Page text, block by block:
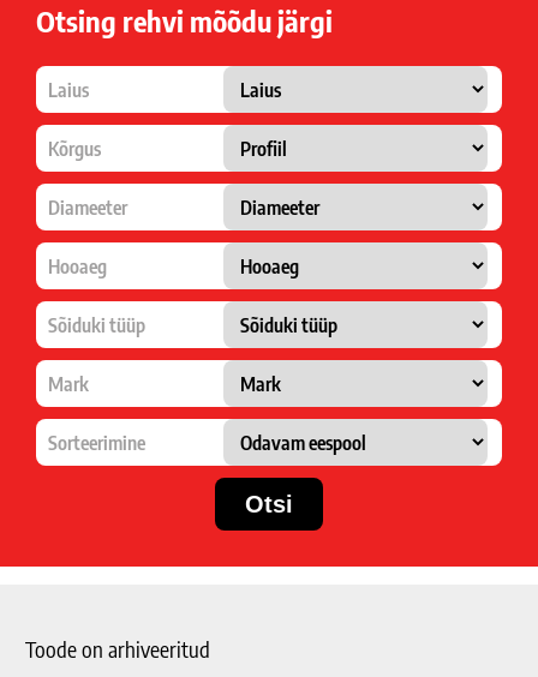
Otsing rehvi mõõdu järgi
Laius
Kõrgus
Diameeter
Hooaeg
Sõiduki tüüp
Mark
Sorteerimine
Toode on arhiveeritud